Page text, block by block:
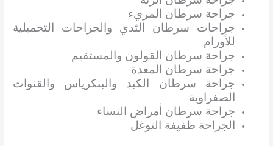
جراحة سرطان المريء
جراحات سرطان الثدي والجراحات التجميلية
للأورام
جراحة سرطان القولون والمستقيم
جراحة سرطان المعدة
جراحة سرطان الكبد والبنكرياس والقنوات
الصفراوية
جراحة سرطان أمراض النساء
الجراحة طفيفة التوغل